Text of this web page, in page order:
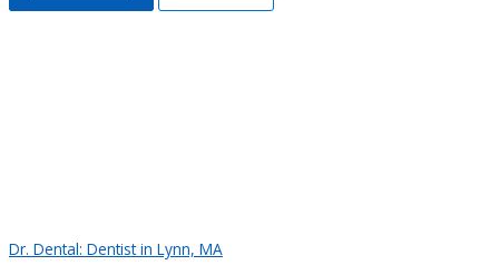
Dr. Dental: Dentist in Lynn, MA